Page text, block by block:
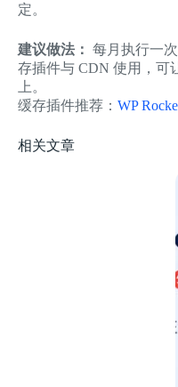
定。
建议做法： 每月执行一
存插件与 CDN 使用，可
上。
缓存插件推荐： WP
相关文章